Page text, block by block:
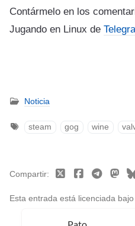
Contármelo en los
Jugando en Linux de
Noticia
steam gog wine
Esta entrada está licenciada bajo
Compartir